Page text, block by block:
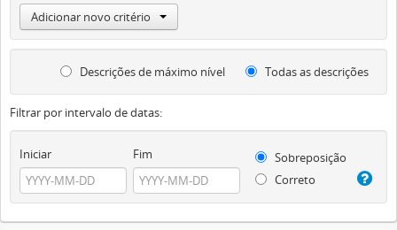
Adicionar novo critério
Descrições de máximo nível Todas as descrições
Filtrar por intervalo de datas:
Iniciar Fim
Sobreposição
Correto